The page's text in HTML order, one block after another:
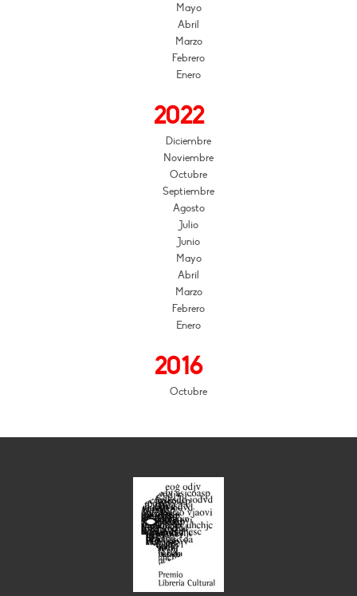
Mayo
Abril
Marzo
Febrero
Enero
2022
Diciembre
Noviembre
Octubre
Septiembre
Agosto
Julio
Junio
Mayo
Abril
Marzo
Febrero
Enero
2016
Octubre